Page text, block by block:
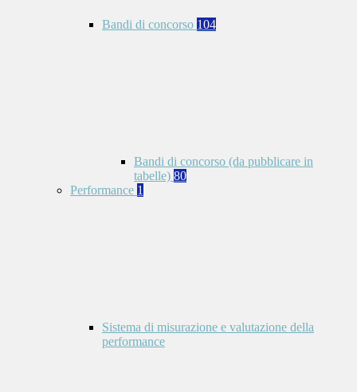
Bandi di concorso 104
Bandi di concorso (da pubblicare in
tabelle) 80
Performance 1
Sistema di misurazione e valutazione della
performance